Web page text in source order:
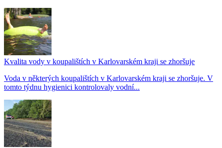
Kvalita vody v koupalištích v Karlovarském kraji se zhoršuje
Voda v některých koupalištích v Karlovarském kraji se zhoršuje. V
tomto týdnu hygienici kontrolovaly vodní...